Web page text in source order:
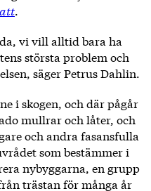
.
vi vill alltid bara ha
största problem och
säger Petrus Dahlin.
i skogen, och där pågår
mullrar och låter, och
och andra fasansfulla
som bestämmer i
nybyggarna, en grupp
trästan för många år